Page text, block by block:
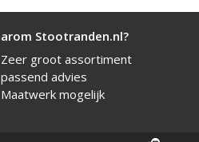
Zeer groot assortiment
passend advies
Maatwerk mogelijk